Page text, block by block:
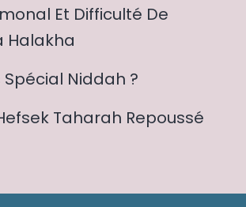
Et Difficulté De
Halakha
Niddah ?
Taharah Repoussé